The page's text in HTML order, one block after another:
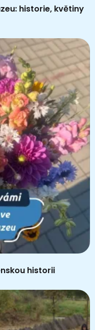
historie, květiny
historii